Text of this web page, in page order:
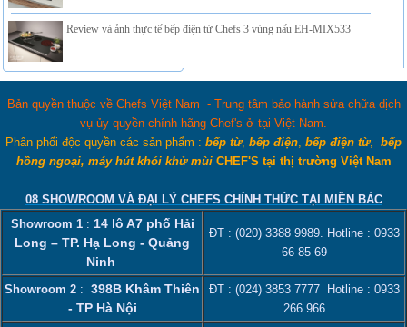
Review và ảnh thực tế bếp điện từ Chefs 3 vùng nấu EH-MIX533
Bản quyền thuộc về Chefs Việt Nam - Trung tâm bảo hành sửa chữa dịch
vụ ủy quyền chính hãng Chef's ở tại Việt Nam.
Phân phối độc quyền các sản phẩm : bếp từ, bếp điện, bếp điện từ, bếp
hồng ngoại, máy hút khói khử mùi CHEF'S tại thị trường Việt Nam
08 SHOWROOM VÀ ĐẠI LÝ CHEFS CHÍNH THỨC TẠI MIỀN BẮC
Showroom 1 : 14 lô A7 phố Hải
Long – TP. Hạ Long - Quảng
Ninh
ĐT : (020) 3388 9989. Hotline : 0933
66 85 69
Showroom 2 : 398B Khâm Thiên
- TP Hà Nội
ĐT : (024) 3853 7777 Hotline : 0933
266 966